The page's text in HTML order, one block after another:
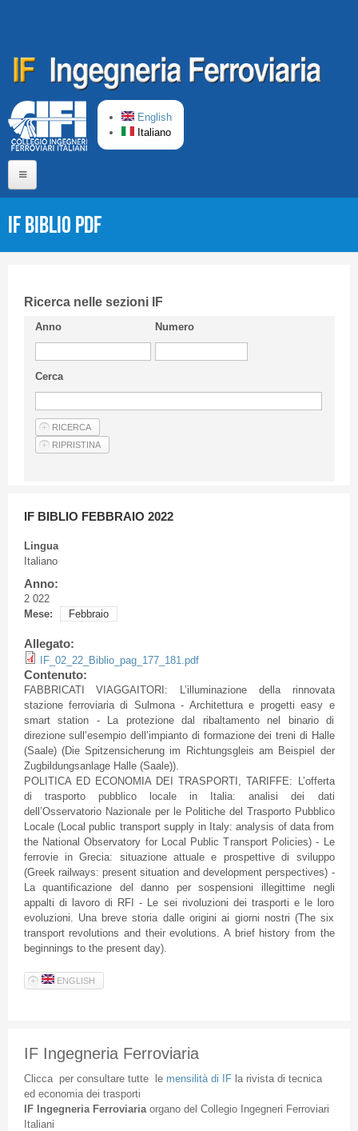
English
Italiano
CIFI in breve
Linee Guida
Privacy Policy
Articoli
IF Biblio PDF
Ricerca nelle sezioni IF
Anno Numero
Cerca
IF BIBLIO FEBBRAIO 2022
Lingua
Italiano
Anno:
2 022
Mese:
Febbraio
Allegato:
IF_02_22_Biblio_pag_177_181.pdf
Contenuto:
FABBRICATI VIAGGAITORI: L’illuminazione della rinnovata
stazione ferroviaria di Sulmona - Architettura e progetti easy e
smart station - La protezione dal ribaltamento nel binario di
direzione sull’esempio dell’impianto di formazione dei treni di Halle
(Saale) (Die Spitzensicherung im Richtungsgleis am Beispiel der
Zugbildungsanlage Halle (Saale)).
POLITICA ED ECONOMIA DEI TRASPORTI, TARIFFE: L’offerta
di trasporto pubblico locale in Italia: analisi dei dati
dell’Osservatorio Nazionale per le Politiche del Trasporto Pubblico
Locale (Local public transport supply in Italy: analysis of data from
the National Observatory for Local Public Transport Policies) - Le
ferrovie in Grecia: situazione attuale e prospettive di sviluppo
(Greek railways: present situation and development perspectives) -
La quantificazione del danno per sospensioni illegittime negli
appalti di lavoro di RFI - Le sei rivoluzioni dei trasporti e le loro
evoluzioni. Una breve storia dalle origini ai giorni nostri (The six
transport revolutions and their evolutions. A brief history from the
beginnings to the present day).
ENGLISH
IF Ingegneria Ferroviaria
Cliccaper consultare tuttele mensilità di IFla rivista di tecnica
ed economia dei trasporti
IF Ingegneria Ferroviaria organodel Collegio Ingegneri Ferroviari
Italiani